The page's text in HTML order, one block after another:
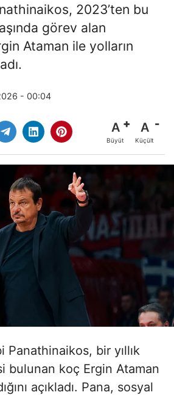
2023’ten bu
görev alan
Ataman ile yolların
- 00:04
A
Büyüt
A
Küçült
Panathinaikos, bir yıllık
bulunan koç Ergin Ataman
açıkladı. Pana, sosyal